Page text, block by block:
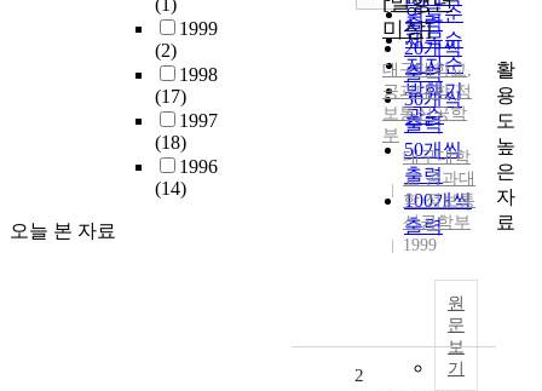
(1)
1999
(2)
1998
(17)
1997
(18)
1996
(14)
오늘 본 자료
연도순
제목순
저자순
발행기
관순
출력
20개씩
출력
30개씩
출력
50개씩
출력
100개씩
출력
미상]
대구대학교,
공과대학,정
보통신공학
부
대구대학
교 공과대
학 정보통
신공학부
1999
원
문
보
기
2
활
용
도
높
은
자
료